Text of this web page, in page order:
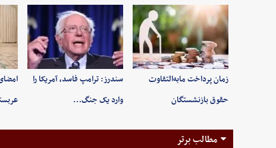
زمان پرداخت مابه‌التفاوت
حقوق بازنشستگان
سندرز: ترامپ فاسد، آمریکا را
وارد یک جنگ…
مطالب برتر